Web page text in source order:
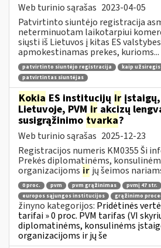
Web turinio sąrašas 2023-04-05
Patvirtinto siuntėjo registracija
neterminuotam laikotarpiui
siųsti iš Lietuvos į kitas ES
apmokestinamas prekes, kurioms...
patvirtinto siuntėjo registracija
kaip
patvirtintas siuntėjas
Kokia ES institucijų ir
Lietuvoje, PVM ir akcizų
susigrąžinimo tvarka?
Web turinio sąrašas 2025-12-23
Registracijos numeris KM0355 Ši
Prekės diplomatinėms,
organizacijoms ir jų šeimos
0 proc. pvm pvm grąžinimas pvmį 47 str.
europos sąjungos institucijos
grąžinimo
žinyno kategorijos: Pridėtinės
tarifai » 0 proc. PVM tarifas (VI
diplomatinėms, konsulinėms
organizacijoms ir jų še